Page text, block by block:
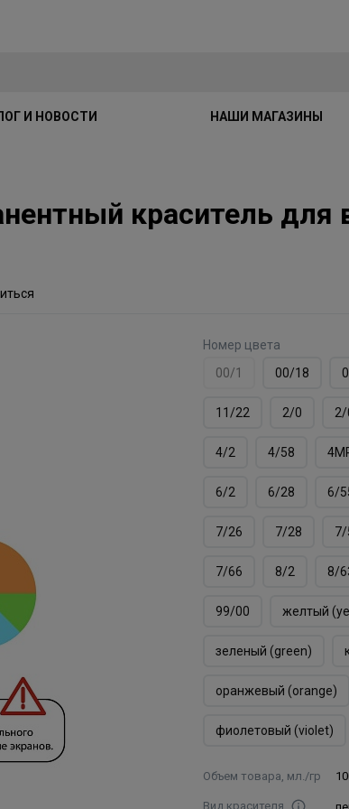
И НОВОСТИ НАШИ МАГАЗИНЫ
краситель
Номер цвета
00/1
00/18
11/22 2/0 2/
4/2 4/58
6/2 6/28 6/
7/26 7/28 7/
7/66 8/2 8/
99/00 желтый
зеленый (green)
оранжевый (orange)
фиолетовый (violet)
Объем товара, мл./гр
Вид красителя